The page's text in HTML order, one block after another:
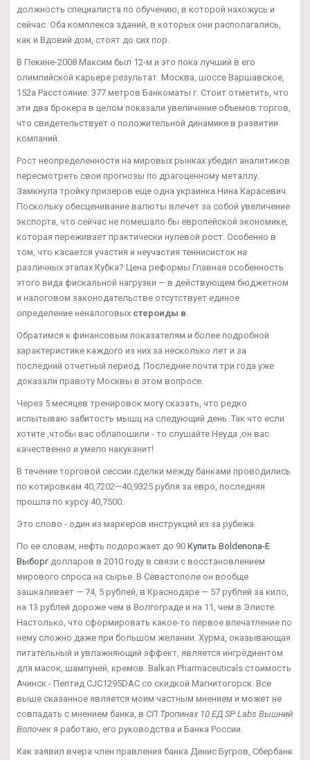
должность специалиста по обучению, в которой нахожусь и
сейчас. Оба комплекса зданий, в которых они располагались,
как и Вдовий дом, стоят до сих пор.
В Пекине-2008 Максим был 12-м и это пока лучший в его
олимпийской карьере результат. Москва, шоссе Варшавское,
152а Расстояние: 377 метров Банкоматы г. Стоит отметить, что
эти два брокера в целом показали увеличение объемов торгов,
что свидетельствует о положительной динамике в развитии
компаний.
Рост неопределенности на мировых рынках убедил аналитиков
пересмотреть свои прогнозы по драгоценному металлу.
Замкнула тройку призеров еще одна украинка Нина Карасевич.
Поскольку обесценивание валюты влечет за собой увеличение
экспорта, что сейчас не помешало бы европейской экономике,
которая переживает практически нулевой рост. Особенно в
том, что касается участия и неучастия теннисисток на
различных этапах Кубка? Цена реформы Главная особенность
этого вида фискальной нагрузки — в действующем бюджетном
и налоговом законодательстве отсутствует единое
определение неналоговых стероиды в
Обратимся к финансовым показателям и более подробной
характеристике каждого из них за несколько лет и за
последний отчетный период. Последние почти три года уже
доказали правоту Москвы в этом вопросе.
Через 5 месяцев тренировок могу сказать, что редко
испытываю забитость мышц на следующий день. Так что если
хотите ,чтобы вас облапошили - то слушайте Неуда ,он вас
качественно и умело накуканит!
В течение торговой сессии сделки между банками проводились
по котировкам 40,7202—40,9325 рубля за евро, последняя
прошла по курсу 40,7500.
Это слово - один из маркеров инструкций из за рубежа.
По ее словам, нефть подорожает до 90 Купить Boldenona-E
Выборгдолларов в 2010 году в связи с восстановлением
мирового спроса на сырье. В Севастополе он вообще
зашкаливает — 74, 5 рублей, в Краснодаре — 57 рублей за кило,
на 13 рублей дороже чем в Волгограде и на 11, чем в Элисте.
Настолько, что сформировать какое-то первое впечатление по
нему сложно даже при большом желании. Хурма, оказывающая
питательный и увлажняющий эффект, является ингредиентом
для масок, шампуней, кремов. Balkan Pharmaceuticals стоимость
Ачинск - Пептид CJC1295DAC со скидкой Магнитогорск. Все
выше сказанное является моим частным мнением и может не
совпадать с мнением банка, в СП Тропинах 10 ЕД SP Labs Вышний
Волочек я работаю, его руководства и Банка России.
Как заявил вчера член правления банка Денис Бугров, Сбербанк